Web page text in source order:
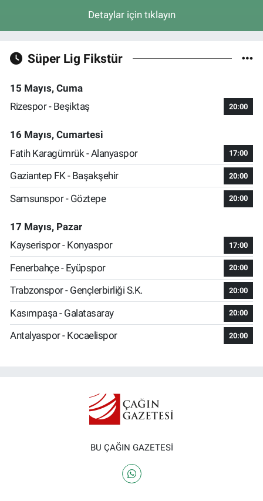
Detaylar için tıklayın
Süper Lig Fikstür
15 Mayıs, Cuma
Rizespor - Beşiktaş
20:00
16 Mayıs, Cumartesi
Fatih Karagümrük - Alanyaspor
17:00
Gaziantep FK - Başakşehir 20:00
Samsunspor - Göztepe 20:00
17 Mayıs, Pazar
Kayserispor - Konyaspor
17:00
Fenerbahçe - Eyüpspor 20:00
Trabzonspor - Gençlerbirliği S.K. 20:00
Kasımpaşa - Galatasaray 20:00
Antalyaspor - Kocaelispor 20:00
BU ÇAĞIN GAZETESİ